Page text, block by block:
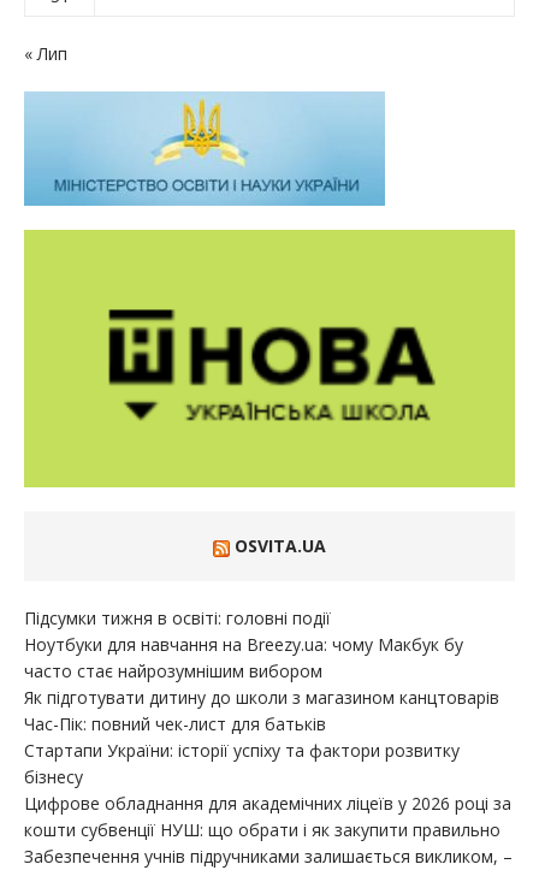
« Лип
OSVITA.UA
Підсумки тижня в освіті: головні події
Ноутбуки для навчання на Breezy.ua: чому Макбук бу
часто стає найрозумнішим вибором
Як підготувати дитину до школи з магазином канцтоварів
Час-Пік: повний чек-лист для батьків
Стартапи України: історії успіху та фактори розвитку
бізнесу
Цифрове обладнання для академічних ліцеїв у 2026 році за
кошти субвенції НУШ: що обрати і як закупити правильно
Забезпечення учнів підручниками залишається викликом, –